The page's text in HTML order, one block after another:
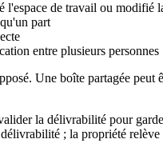
l'espace de travail ou modifié
part
entre plusieurs personnes
Une boîte partagée
la délivrabilité pour
; la propriété relève